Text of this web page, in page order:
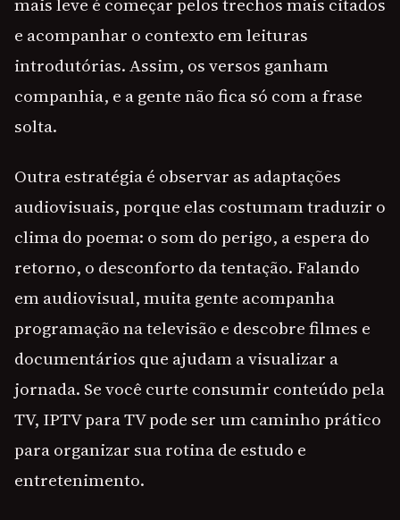
mais leve é começar pelos trechos mais citados
e acompanhar o contexto em leituras
introdutórias. Assim, os versos ganham
companhia, e a gente não fica só com a frase
solta.
Outra estratégia é observar as adaptações
audiovisuais, porque elas costumam traduzir o
clima do poema: o som do perigo, a espera do
retorno, o desconforto da tentação. Falando
em audiovisual, muita gente acompanha
programação na televisão e descobre filmes e
documentários que ajudam a visualizar a
jornada. Se você curte consumir conteúdo pela
TV, IPTV para TV pode ser um caminho prático
para organizar sua rotina de estudo e
entretenimento.